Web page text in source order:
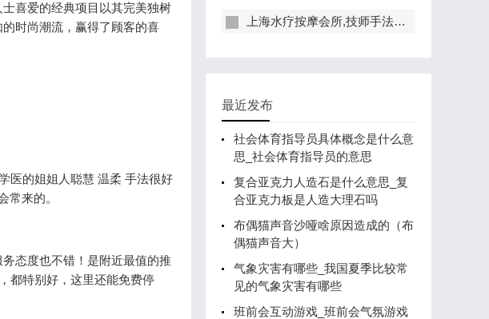
喜爱的经典项目以其完美独树
时尚潮流，赢得了顾客的喜
医的姐姐人聪慧 温柔 手法很好
常来的。
态度也不错！是附近最值的推
都特别好，这里还能免费停
上海水疗按摩会所,技师手法专业，休闲度假的好去处
最近发布
社会体育指导员具体概念是什么意
思_社会体育指导员的意思
复合亚克力人造石是什么意思_复
合亚克力板是人造大理石吗
布偶猫声音沙哑啥原因造成的（布
偶猫声音大）
气象灾害有哪些_我国夏季比较常
见的气象灾害有哪些
班前会互动游戏_班前会气氛游戏